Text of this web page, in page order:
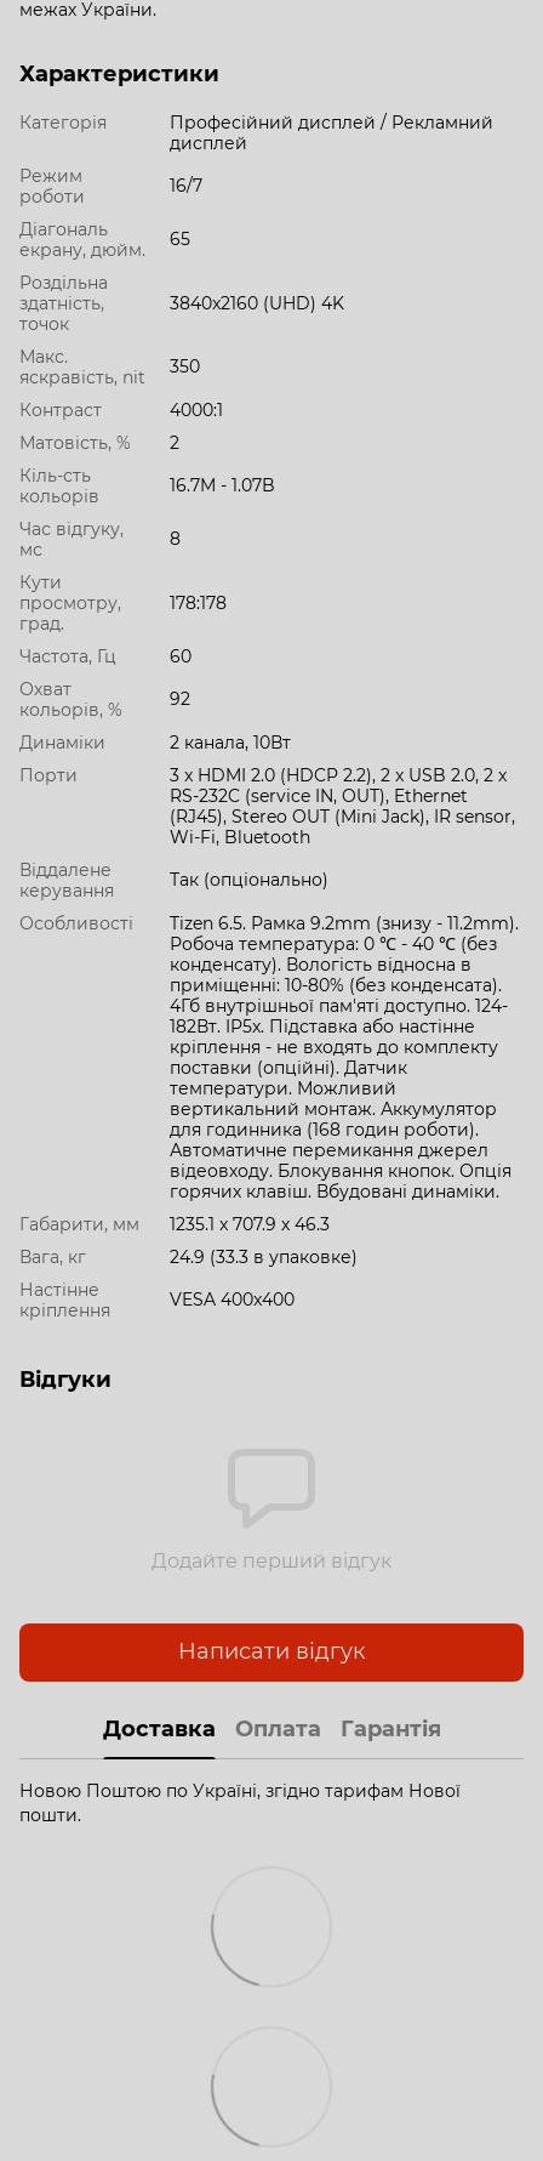
межах України.
Характеристики
Категорія
Професійний дисплей / Рекламний
дисплей
Режим
роботи
16/7
Діагональ
екрану, дюйм.
65
Роздільна
здатність,
точок
3840x2160 (UHD) 4K
Макс.
яскравість, nit
350
Контраст
4000:1
Матовість, %
2
Кіль-сть
кольорів
16.7M - 1.07B
Час відгуку,
мс
8
Кути
просмотру,
град.
178:178
Частота, Гц
60
Охват
кольорів, %
92
Динаміки
2 канала, 10Вт
Порти
3 x HDMI 2.0 (HDCP 2.2), 2 x USB 2.0, 2 x
RS-232C (service IN, OUT), Ethernet
(RJ45), Stereo OUT (Mini Jack), IR sensor,
Wi-Fi, Bluetooth
Віддалене
керування
Так (опціонально)
Особливості
Tizen 6.5. Рамка 9.2mm (знизу - 11.2mm).
Робоча температура: 0 ℃ - 40 ℃ (без
конденсату). Вологість відносна в
приміщенні: 10-80% (без конденсата).
4Гб внутрішньої пам'яті доступно. 124-
182Вт. IP5x. Підставка або настінне
кріплення - не входять до комплекту
поставки (опційні). Датчик
температури. Можливий
вертикальний монтаж. Аккумулятор
для годинника (168 годин роботи).
Автоматичне перемикання джерел
відеовходу. Блокування кнопок. Опція
горячих клавіш. Вбудовані динаміки.
Габарити, мм
1235.1 x 707.9 x 46.3
Вага, кг
24.9 (33.3 в упаковке)
Настінне
кріплення
VESA 400x400
Відгуки
Додайте перший відгук
Написати відгук
Доставка Оплата Гарантія
Новою Поштою по Україні, згідно тарифам Нової
пошти.